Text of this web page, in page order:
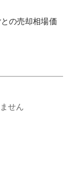
の売却相場価
せん